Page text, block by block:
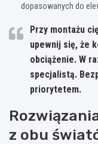
dopasowanych do
Przy montażu
upewnij się, że
obciążenie. W
specjalistą.
priorytetem.
z obu